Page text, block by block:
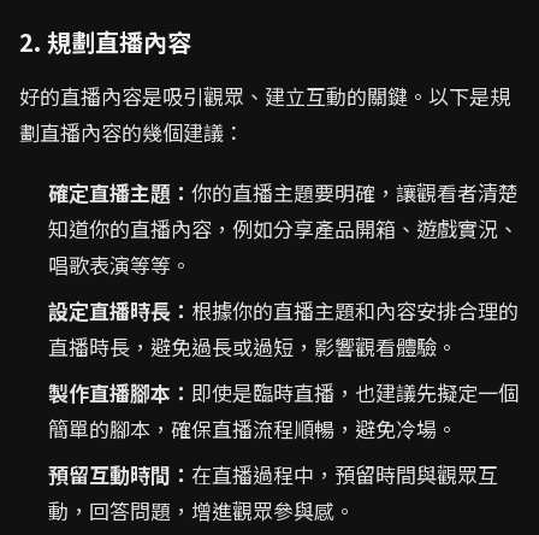
2. 規劃直播內容
好的直播內容是吸引觀眾、建立互動的關鍵。以下是規
劃直播內容的幾個建議：
確定直播主題： 你的直播主題要明確，讓觀看者清楚
知道你的直播內容，例如分享產品開箱、遊戲實況、
唱歌表演等等。
設定直播時長： 根據你的直播主題和內容安排合理的
直播時長，避免過長或過短，影響觀看體驗。
製作直播腳本： 即使是臨時直播，也建議先擬定一個
簡單的腳本，確保直播流程順暢，避免冷場。
預留互動時間： 在直播過程中，預留時間與觀眾互
動，回答問題，增進觀眾參與感。